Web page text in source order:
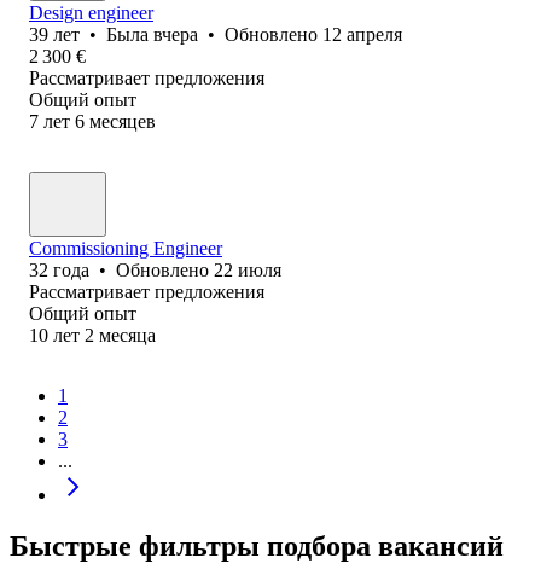
Design engineer
39 лет • Была вчера • Обновлено 12 апреля
2 300 €
Рассматривает предложения
Общий опыт
7 лет 6 месяцев
Commissioning Engineer
32 года • Обновлено 22 июля
Рассматривает предложения
Общий опыт
10 лет 2 месяца
1
2
3
...
Быстрые фильтры подбора вакансий